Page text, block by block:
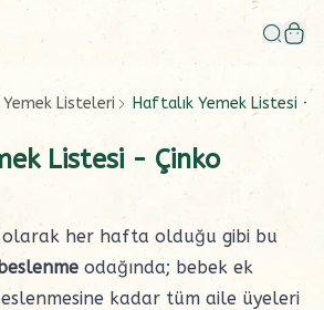
Listeleri Haftalık Yemek Listesi -
Listesi - Çinko
olarak her hafta olduğu gibi bu
odağında; bebek ek
kadar tüm aile üyeleri